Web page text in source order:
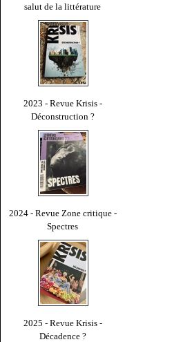
salut de la littérature
2023 - Revue Krisis -
Déconstruction ?
2024 - Revue Zone critique -
Spectres
2025 - Revue Krisis -
Décadence ?